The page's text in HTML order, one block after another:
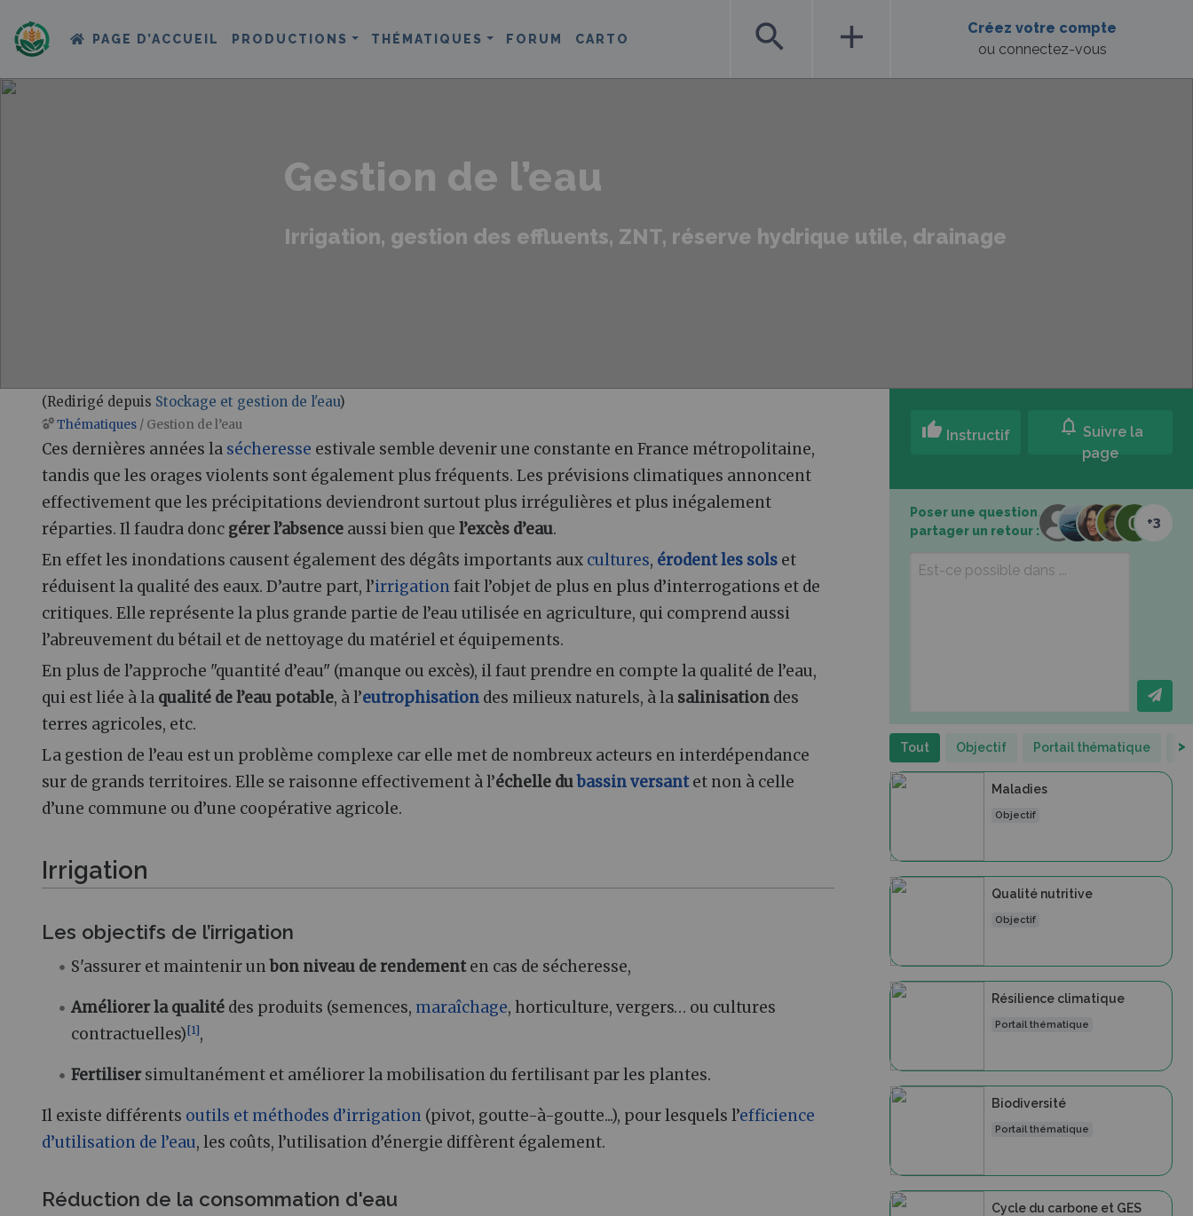
PAGE D’ACCUEIL PRODUCTIONS THÉMATIQUES FORUM CARTO search add
Créez votre compte
ou connectez-vous
Gestion de l’eau
Irrigation, gestion des effluents, ZNT, réserve hydrique utile, drainage
(Redirigé depuis Stockage et gestion de l'eau)
Aller à :navigation,rechercher
Thématiques / Gestion de l’eau
Ces dernières années la sécheresse estivale semble devenir une constante en France métropolitaine,
tandis que les orages violents sont également plus fréquents. Les prévisions climatiques annoncent
effectivement que les précipitations deviendront surtout plus irrégulières et plus inégalement
réparties. Il faudra donc gérer l’absence aussi bien que l’excès d’eau.
En effet les inondations causent également des dégâts importants aux cultures, érodent les sols et
réduisent la qualité des eaux. D’autre part, l’irrigation fait l’objet de plus en plus d’interrogations et de
critiques. Elle représente la plus grande partie de l’eau utilisée en agriculture, qui comprend aussi
l’abreuvement du bétail et de nettoyage du matériel et équipements.
En plus de l’approche "quantité d’eau" (manque ou excès), il faut prendre en compte la qualité de l’eau,
qui est liée à la qualité de l’eau potable, à l’eutrophisation des milieux naturels, à la salinisation des
terres agricoles, etc.
La gestion de l’eau est un problème complexe car elle met de nombreux acteurs en interdépendance
sur de grands territoires. Elle se raisonne effectivement à l’échelle dubassin versantet non à celle
d’une commune ou d’une coopérative agricole.
Irrigation
Les objectifs de l’irrigation
S'assurer et maintenir unbon niveau de rendementen cas de sécheresse,
Améliorer la qualité des produits (semences, maraîchage, horticulture, vergers… ou cultures
contractuelles)[1],
Fertiliser simultanément et améliorer la mobilisation du fertilisant par les plantes.
Il existe différents outils et méthodes d’irrigation (pivot, goutte-à-goutte...), pour lesquels l’efficience
d’utilisation de l’eau, les coûts, l’utilisation d’énergie diffèrent également.
Réduction de la consommation d'eau
thumb_up Instructif notifications Suivre la
page
Poser une question,
partager un retour :
+3
Tout Objectif Portail thématique >
Maladies
Objectif
Qualité nutritive
Objectif
Résilience climatique
Portail thématique
Biodiversité
Portail thématique
Cycle du carbone et GES